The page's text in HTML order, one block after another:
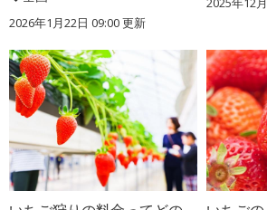
2026年1月22日 09:00 更新